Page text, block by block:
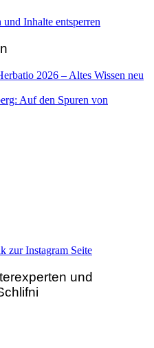
Inhalte entsperren
2026 – Altes Wissen neu
Auf den Spuren von
und